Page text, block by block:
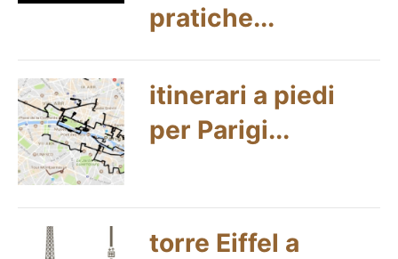
pratiche...
itinerari a piedi
per Parigi...
torre Eiffel a